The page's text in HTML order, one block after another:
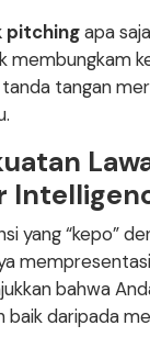
pitchingapa
membungkam
tangan
yang “kepo”
bahwa
baik daripada